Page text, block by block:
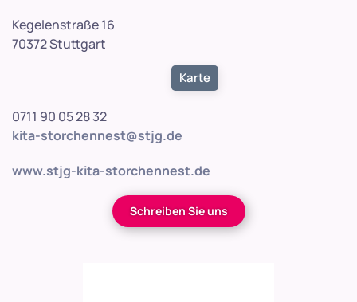
Kegelenstraße 16
70372 Stuttgart
Karte
0711 90 05 28 32
kita-storchennest@stjg.de
www.stjg-kita-storchennest.de
Schreiben Sie uns